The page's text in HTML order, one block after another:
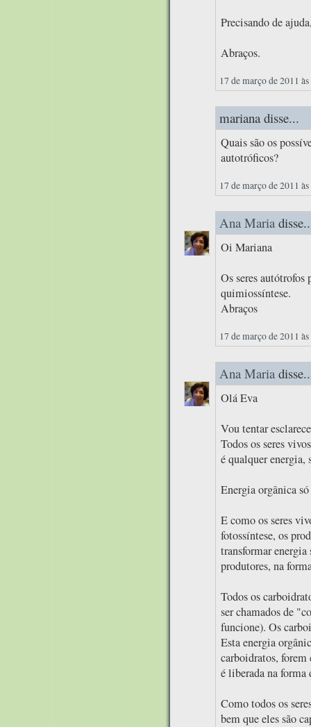
Precisando de
Abraços.
17 de março de 2011
mariana disse...
Quais são os
autotróficos?
17 de março de 2011
Ana Maria
Oi Mariana
Os seres autótrofos
quimiossíntese.
Abraços
17 de março de 2011
Ana Maria
Olá Eva
Vou tentar
Todos os seres
é qualquer energia,
Energia orgânica
E como os seres
fotossíntese, os
transformar energia
produtores, na
Todos os
ser chamados de
funcione). Os
Esta energia
carboidratos,
é liberada na
Como todos os
bem que eles são